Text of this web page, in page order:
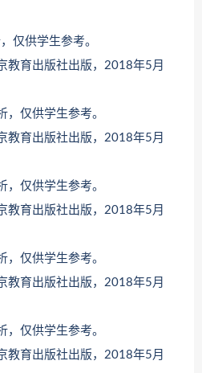
仅供学生参考。
教育出版社出版，2018年5月
，仅供学生参考。
教育出版社出版，2018年5月
，仅供学生参考。
教育出版社出版，2018年5月
，仅供学生参考。
教育出版社出版，2018年5月
，仅供学生参考。
教育出版社出版，2018年5月